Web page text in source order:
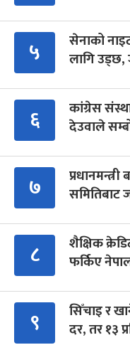
५
सेनाको
लागि उड्छ,
६
कांग्रेस
देउवाले
७
समितिबाट
८
शैक्षिक
फर्किए
९
सिँचाइ र
दर, तर १३